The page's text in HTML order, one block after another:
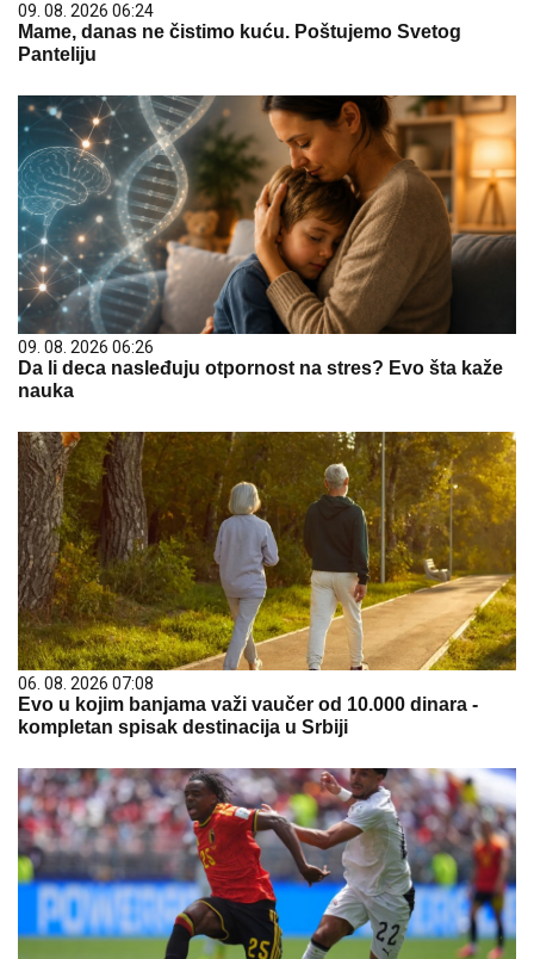
09. 08. 2026 06:24
Mame, danas ne čistimo kuću. Poštujemo Svetog
Panteliju
09. 08. 2026 06:26
Da li deca nasleđuju otpornost na stres? Evo šta kaže
nauka
06. 08. 2026 07:08
Evo u kojim banjama važi vaučer od 10.000 dinara -
kompletan spisak destinacija u Srbiji